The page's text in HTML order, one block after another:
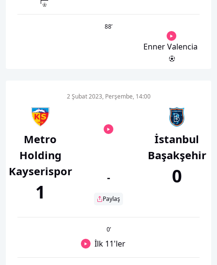
88’
Enner Valencia
Metro
Holding
Kayserispor
1
2 Şubat 2023, Perşembe, 14:00
-
Paylaş
İstanbul
Başakşehir
0
0’
İlk 11'ler